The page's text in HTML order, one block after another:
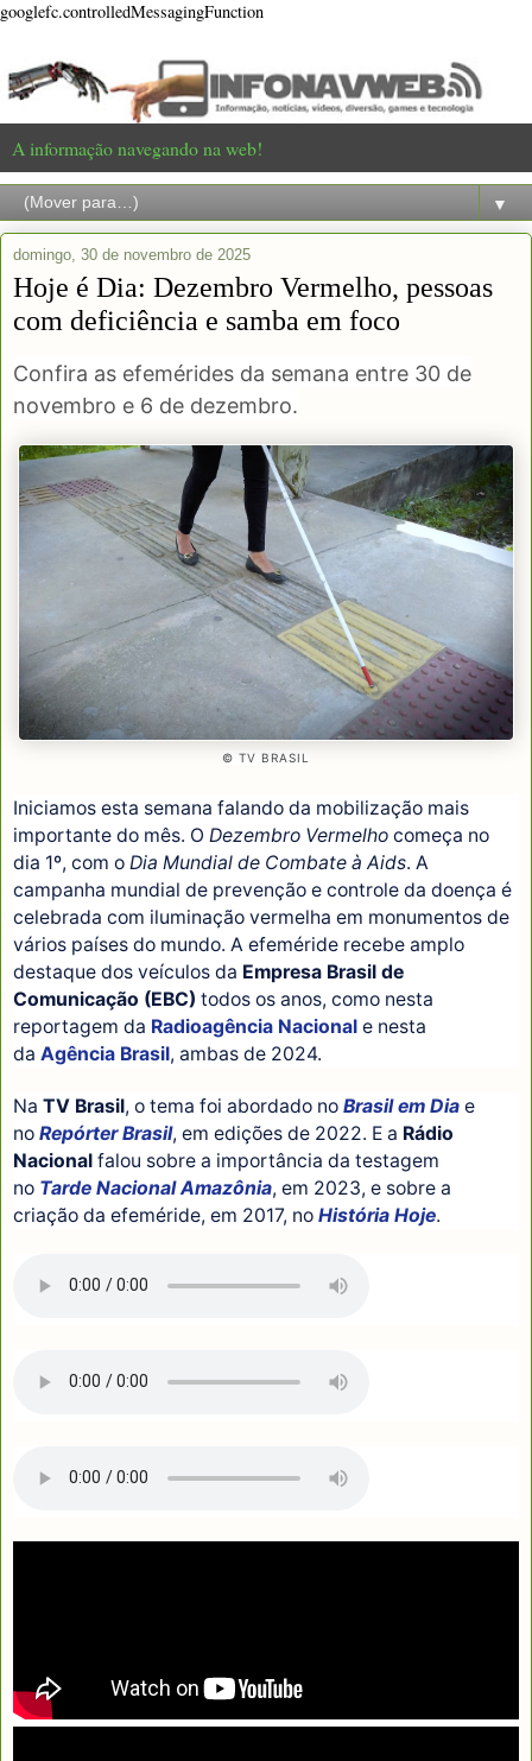
googlefc.controlledMessagingFunction
A informação navegando na web!
▼
domingo, 30 de novembro de 2025
Hoje é Dia: Dezembro Vermelho, pessoas
com deficiência e samba em foco
Confira as efemérides da semana entre 30 de
novembro e 6 de dezembro.
© TV BRASIL
Iniciamos esta semana falando da mobilização mais
importante do mês. O Dezembro Vermelho começa no
dia 1º, com o Dia Mundial de Combate à Aids. A
campanha mundial de prevenção e controle da doença é
celebrada com iluminação vermelha em monumentos de
vários países do mundo. A efeméride recebe amplo
destaque dos veículos da Empresa Brasil de
Comunicação (EBC) todos os anos, como nesta
reportagem da Radioagência Nacional e nesta
da Agência Brasil, ambas de 2024.
Na TV Brasil, o tema foi abordado no Brasil em Dia e
no Repórter Brasil, em edições de 2022. E a Rádio
Nacional falou sobre a importância da testagem
no Tarde Nacional Amazônia, em 2023, e sobre a
criação da efeméride, em 2017, no História Hoje.